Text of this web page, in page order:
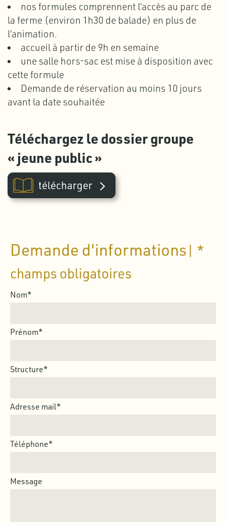
nos formules comprennent l’accès au parc de
la ferme (environ 1h30 de balade) en plus de
l’animation.
accueil à partir de 9h en semaine
une salle hors-sac est mise à disposition avec
cette formule
Demande de réservation au moins 10 jours
avant la date souhaitée
Téléchargez le dossier groupe
« jeune public »
télécharger
Demande d'informations | *
champs obligatoires
Nom*
Prénom*
Structure*
Adresse mail*
Téléphone*
Message